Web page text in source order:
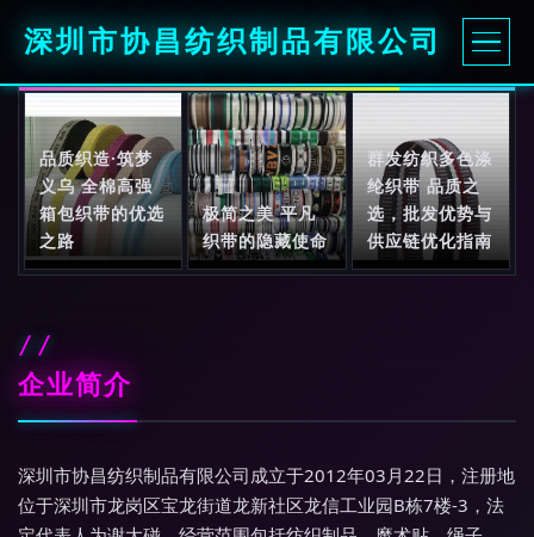
深圳市协昌纺织制品有限公司
品质织造·筑梦
义乌 全棉高强
箱包织带的优选
之路
极简之美 平凡
织带的隐藏使命
群发纺织多色涤
纶织带 品质之
选，批发优势与
供应链优化指南
企业简介
深圳市协昌纺织制品有限公司成立于2012年03月22日，注册地
位于深圳市龙岗区宝龙街道龙新社区龙信工业园B栋7楼-3，法